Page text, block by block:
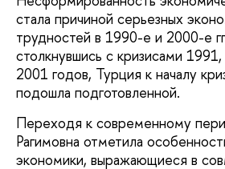
стала причиной серьезных
трудностей в 1990-е и 2000-е
столкнувшись с кризисами
2001 годов, Турция к началу
подошла подготовленной.
Переходя к современному
Рагимовна отметила
экономики, выражающиеся в